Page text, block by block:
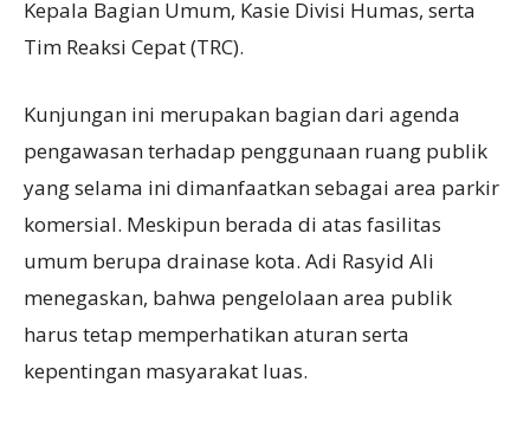
Kepala Bagian Umum, Kasie Divisi Humas, serta
Tim Reaksi Cepat (TRC).
Kunjungan ini merupakan bagian dari agenda
pengawasan terhadap penggunaan ruang publik
yang selama ini dimanfaatkan sebagai area parkir
komersial. Meskipun berada di atas fasilitas
umum berupa drainase kota. Adi Rasyid Ali
menegaskan, bahwa pengelolaan area publik
harus tetap memperhatikan aturan serta
kepentingan masyarakat luas.